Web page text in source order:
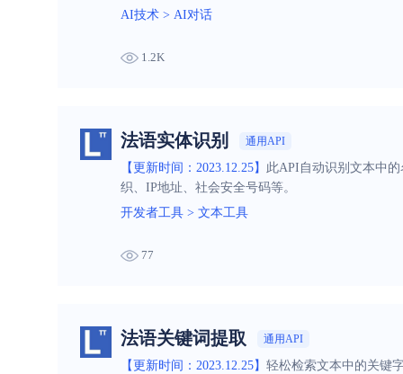
AI技术 > AI对话
1.2K
法语实体识别 通用API
【更新时间：2023.12.25】 此API自动识别文本中
织、IP地址、社会安全号码等。
开发者工具 > 文本工具
77
法语关键词提取 通用API
【更新时间：2023.12.25】 轻松检索文本中的关键